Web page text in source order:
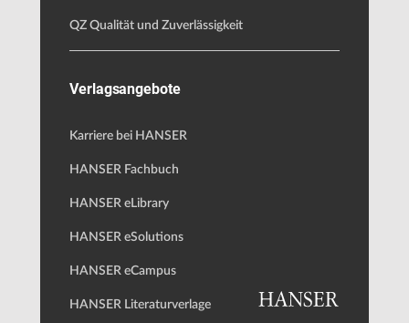
QZ Qualität und Zuverlässigkeit
Verlagsangebote
Karriere bei HANSER
HANSER Fachbuch
HANSER eLibrary
HANSER eSolutions
HANSER eCampus
HANSER Literaturverlage